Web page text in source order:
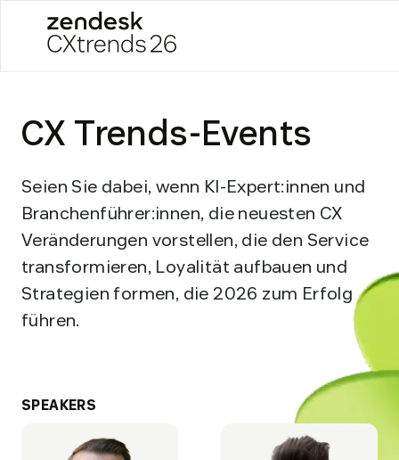
content
CX Trends-Events
Seien Sie dabei, wenn KI-Expert:innen und
Branchenführer:innen, die neuesten CX
Veränderungen vorstellen, die den Service
transformieren, Loyalität aufbauen und
Strategien formen, die 2026 zum Erfolg
führen.
SPEAKERS